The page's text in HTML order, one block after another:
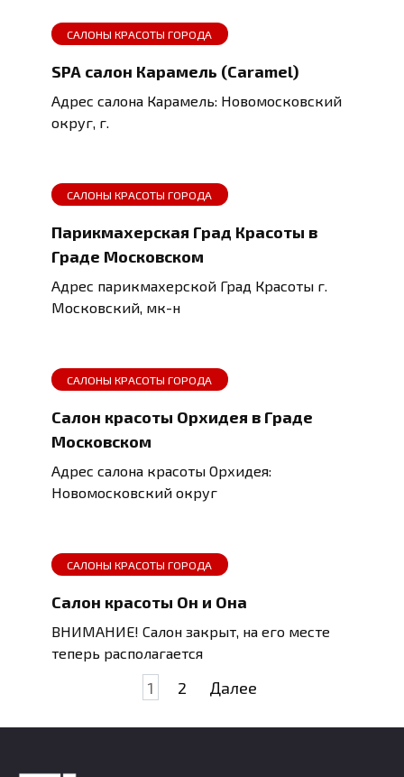
САЛОНЫ КРАСОТЫ ГОРОДА
SPA салон Карамель (Caramel)
Адрес салона Карамель: Новомосковский
округ, г.
САЛОНЫ КРАСОТЫ ГОРОДА
Парикмахерская Град Красоты в
Граде Московском
Адрес парикмахерской Град Красоты г.
Московский, мк-н
САЛОНЫ КРАСОТЫ ГОРОДА
Салон красоты Орхидея в Граде
Московском
Адрес салона красоты Орхидея:
Новомосковский округ
САЛОНЫ КРАСОТЫ ГОРОДА
Салон красоты Он и Она
ВНИМАНИЕ! Салон закрыт, на его месте
теперь располагается
1 2 Далее